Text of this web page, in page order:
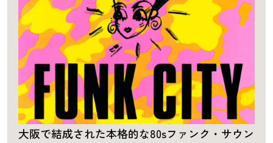
大阪で結成された本格的な80sファンク・サウン